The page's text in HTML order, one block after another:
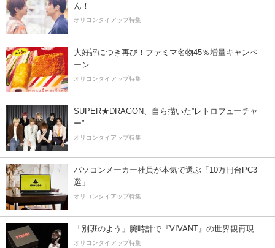
ん！
オリコンタイアップ特集
大好評につき再び！ファミマ名物45％増量キャンペ
ーン
オリコンタイアップ特集
SUPER★DRAGON、自ら描いた”レトロフューチャ
ー”
オリコンタイアップ特集
パソコンメーカー社員が本気で選ぶ「10万円台PC3
選」
オリコンタイアップ特集
「別班のよう」腕時計で『VIVANT』の世界観再現
オリコンタイアップ特集